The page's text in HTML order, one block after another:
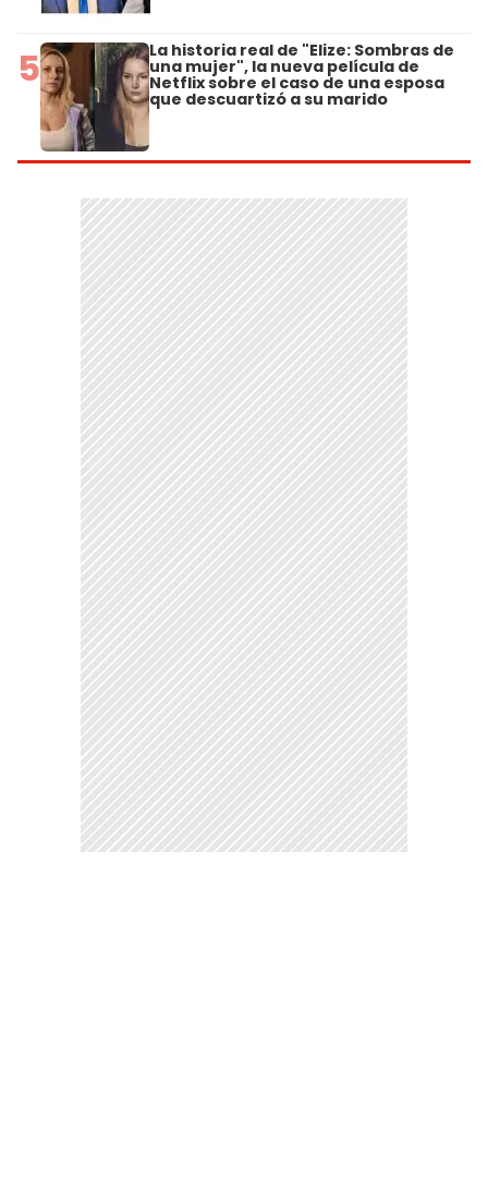
5 La historia real de "Elize: Sombras de
una mujer", la nueva película de
Netflix sobre el caso de una esposa
que descuartizó a su marido